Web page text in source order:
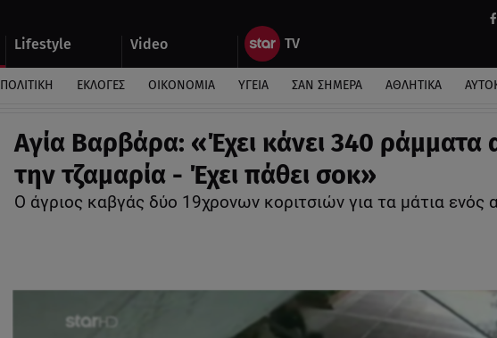
Lifestyle Video
ΠΟΛΙΤΙΚΗ ΕΚΛΟΓΕΣ ΟΙΚΟΝΟΜΙΑ ΥΓΕΙΑ ΣΑΝ ΣΗΜΕΡΑ ΑΘΛΗΤΙΚΑ
Αγία Βαρβάρα: «Έχει κάνει 340 ράμματα
την τζαμαρία - Έχει πάθει σοκ»
Ο άγριος καβγάς δύο 19χρονων κοριτσιών για τα μάτια ενός